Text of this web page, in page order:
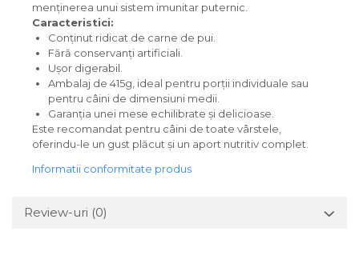
menținerea unui sistem imunitar puternic.
Caracteristici:
Conținut ridicat de carne de pui.
Fără conservanți artificiali.
Ușor digerabil.
Ambalaj de 415g, ideal pentru porții individuale sau
pentru câini de dimensiuni medii.
Garanția unei mese echilibrate și delicioase.
Este recomandat pentru câini de toate vârstele,
oferindu-le un gust plăcut și un aport nutritiv complet.
Informatii conformitate produs
Review-uri (0)